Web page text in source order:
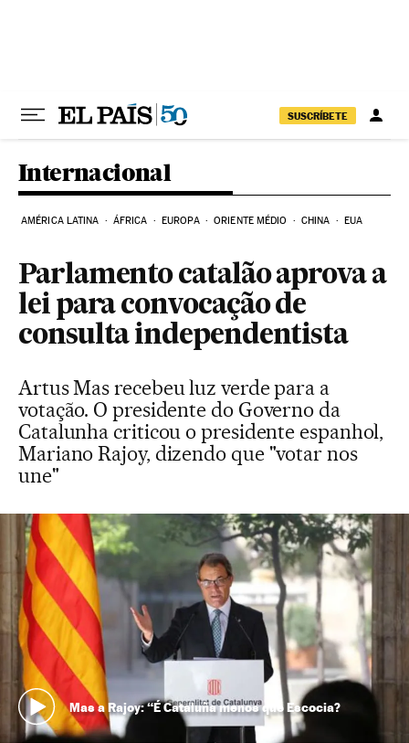
SUSCRÍBETE
Internacional
AMÉRICA LATINA ÁFRICA EUROPA ORIENTE MÉDIO CHINA EUA
Parlamento catalão aprova a
lei para convocação de
consulta independentista
Artus Mas recebeu luz verde para a
votação. O presidente do Governo da
Catalunha criticou o presidente espanhol,
Mariano Rajoy, dizendo que "votar nos
une"
Mas a Rajoy: “É Cataluña menos que Escocia?